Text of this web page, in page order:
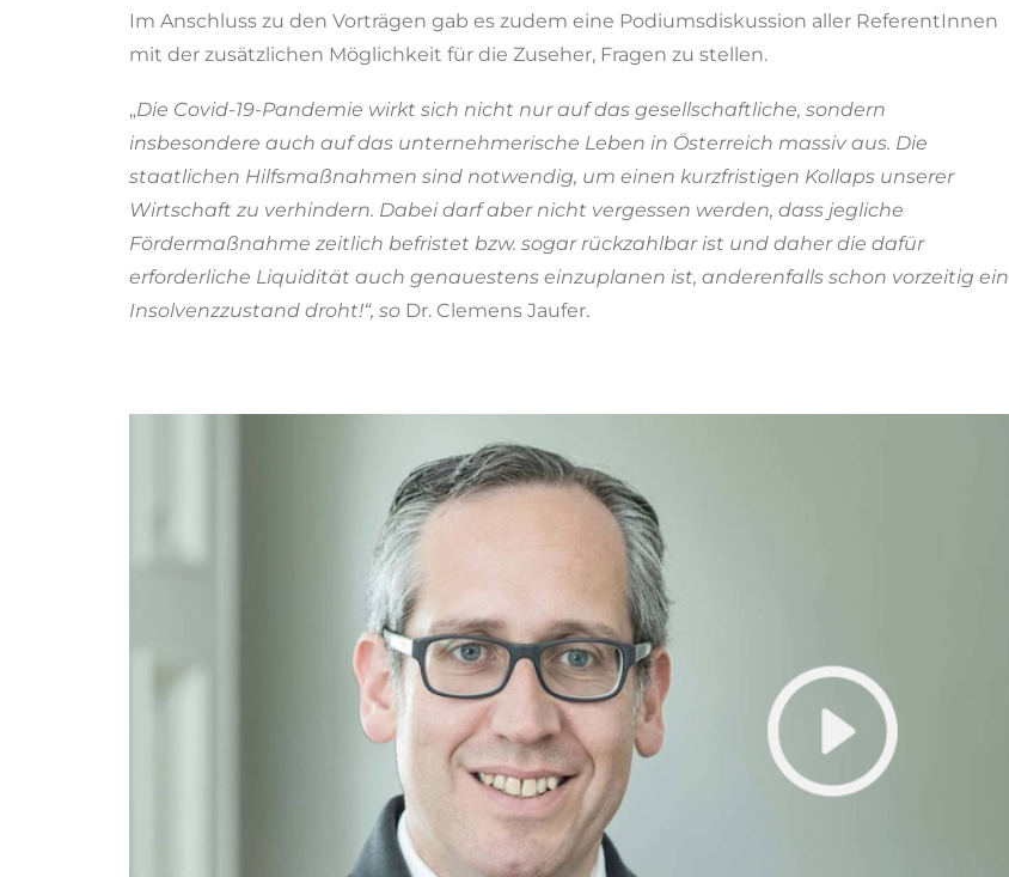
Im Anschluss zu den Vorträgen gab es zudem eine Podiumsdiskussion aller ReferentInnen
mit der zusätzlichen Möglichkeit für die Zuseher, Fragen zu stellen.
„Die Covid-19-Pandemie wirkt sich nicht nur auf das gesellschaftliche, sondern
insbesondere auch auf das unternehmerische Leben in Österreich massiv aus. Die
staatlichen Hilfsmaßnahmen sind notwendig, um einen kurzfristigen Kollaps unserer
Wirtschaft zu verhindern. Dabei darf aber nicht vergessen werden, dass jegliche
Fördermaßnahme zeitlich befristet bzw. sogar rückzahlbar ist und daher die dafür
erforderliche Liquidität auch genauestens einzuplanen ist, anderenfalls schon vorzeitig ein
Insolvenzzustand droht!“, so Dr. Clemens Jaufer.